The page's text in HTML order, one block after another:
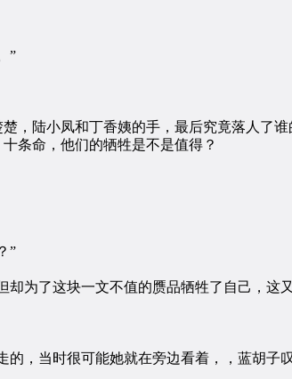
”
陆小凤和丁香姨的手，最后究竟落人了谁
条命，他们的牺牲是不是值得？
”
为了这块一文不值的赝品牺牲了自己，这
当时很可能她就在旁边看着，，蓝胡子